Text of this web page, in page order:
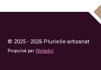
© 2025 - 2026 Plurielle-artisanat
Propulsé par Webador